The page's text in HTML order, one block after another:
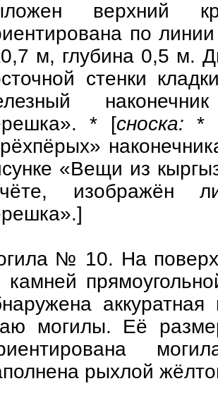
верхний
по
м, глубина 0,5 м.
стенки
* [сноска: *
«Вещи из
изображён
№ 10. На
камней
могилы. Её
рыхлой